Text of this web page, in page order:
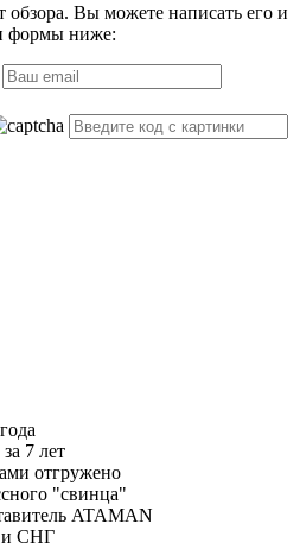
обзора. Вы можете написать его и
формы ниже:
7 лет
отгружено
"свинца"
ATAMAN
и СНГ